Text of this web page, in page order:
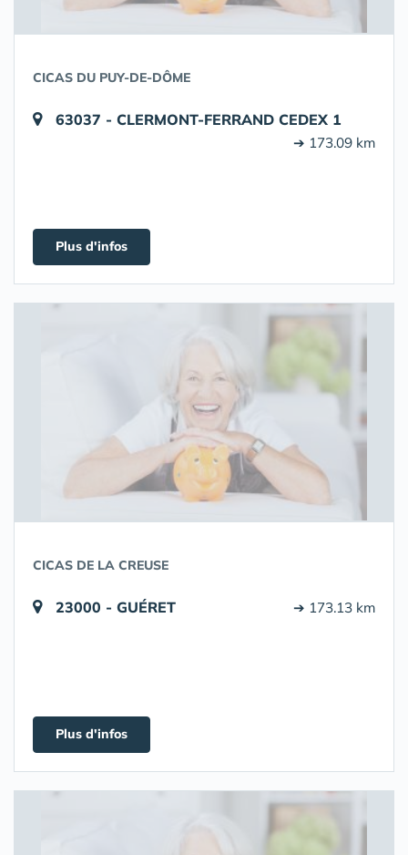
CICAS DU PUY-DE-DÔME
63037 - CLERMONT-FERRAND CEDEX 1
➔ 173.09 km
Plus d'infos
CICAS DE LA CREUSE
23000 - GUÉRET ➔ 173.13 km
Plus d'infos